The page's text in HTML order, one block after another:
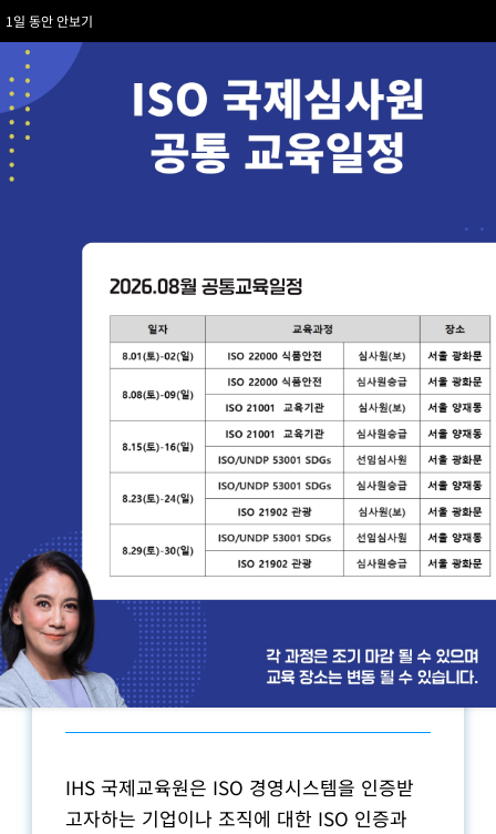
콘
텐
츠
로
건
너
사업분야
ISO 인증
IHS 국제교육원은 ISO 경영시스템을 인증받
고자하는 기업이나 조직에 대한 ISO 인증과
1일 동안 안보기